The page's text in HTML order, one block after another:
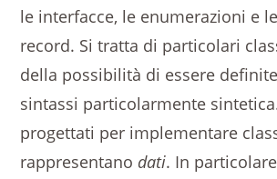
le interfacce, le enumerazioni e
record. Si tratta di particolari
della possibilità di essere
sintassi particolarmente
progettati per implementare
rappresentano dati. In